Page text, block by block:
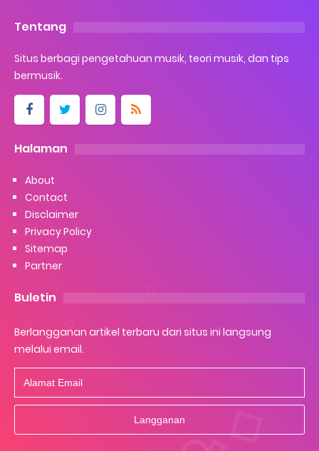
Tentang
Situs berbagi pengetahuan musik, teori musik, dan tips
bermusik.
Halaman
About
Contact
Disclaimer
Privacy Policy
Sitemap
Partner
Buletin
Berlangganan artikel terbaru dari situs ini langsung
melalui email.